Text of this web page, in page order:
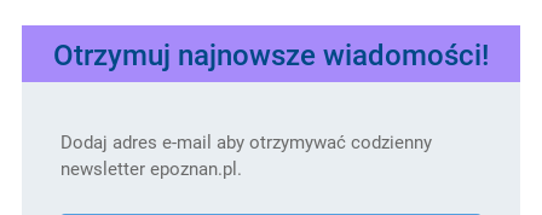
Otrzymuj najnowsze wiadomości!
Dodaj adres e-mail aby otrzymywać codzienny
newsletter epoznan.pl.